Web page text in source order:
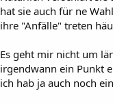
hat sie auch für ne
ihre "Anfälle" treten
Es geht mir nicht um
irgendwann ein Punkt
ich hab ja auch noch